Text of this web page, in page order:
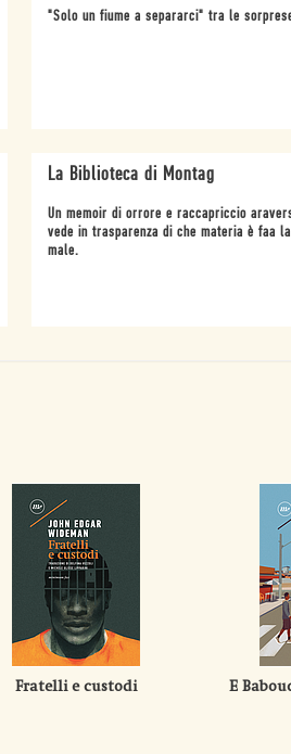
"Solo un fiume a separarci" tra le
La Biblioteca di Montag
Un memoir di orrore e raccapriccio
vede in trasparenza di che materia è faa
male.
Fratelli e custodi E